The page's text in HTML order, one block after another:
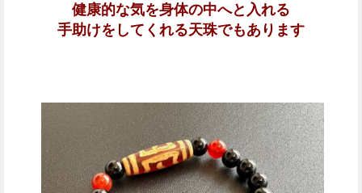
健康的な気を身体の中へと入れる
手助けをしてくれる天珠でもあります